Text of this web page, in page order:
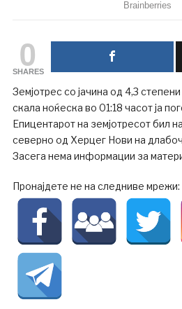
0
SHARES
Земјотрес со јачина од 4,3
скала ноќеска во 01:18 часот ја
Епицентарот на земјотресот бил
северно од Херцег Нови на
Засега нема информации за
Пронајдете не на следниве мрежи: